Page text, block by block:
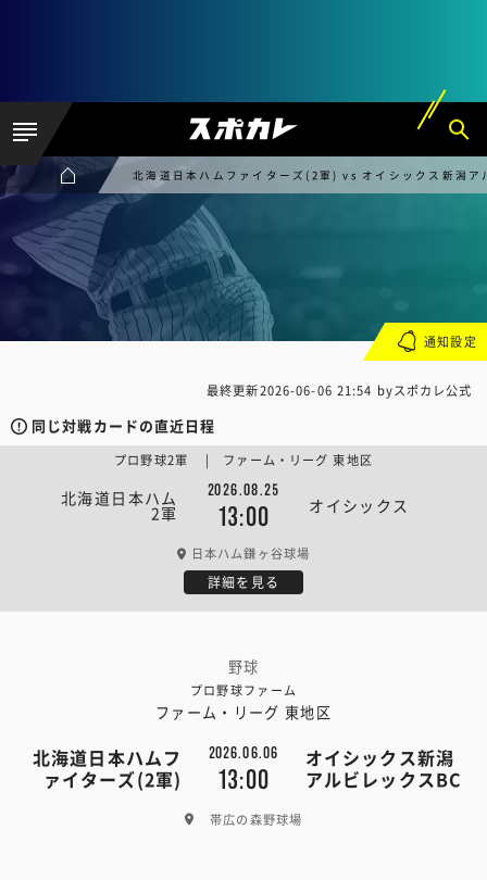
北海道日本ハムファイターズ(2軍) vs オイシックス新潟ア
最終更新2026-06-06 21:54 byスポカレ公式
同じ対戦カードの直近日程
北海道日本ハム
2軍
2026.08.25
13:00 オイシックス
プロ野球2軍 | ファーム・リーグ 東地区
日本ハム鎌ヶ谷球場
詳細を見る
野球
プロ野球ファーム
ファーム・リーグ 東地区
北海道日本ハムフ
ァイターズ(2軍)
2026.06.06
13:00
オイシックス新潟
アルビレックスBC
帯広の森野球場
通知設定